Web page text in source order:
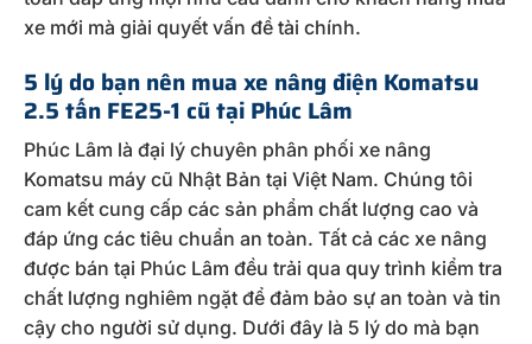
xe mới mà giải quyết vấn đề tài chính.
5 lý do bạn nên mua xe nâng điện Komatsu
2.5 tấn FE25-1 cũ tại Phúc Lâm
Phúc Lâm là đại lý chuyên phân phối xe nâng
Komatsu máy cũ Nhật Bản tại Việt Nam. Chúng tôi
cam kết cung cấp các sản phẩm chất lượng cao và
đáp ứng các tiêu chuẩn an toàn. Tất cả các xe nâng
được bán tại Phúc Lâm đều trải qua quy trình kiểm tra
chất lượng nghiêm ngặt để đảm bảo sự an toàn và tin
cậy cho người sử dụng. Dưới đây là 5 lý do mà bạn